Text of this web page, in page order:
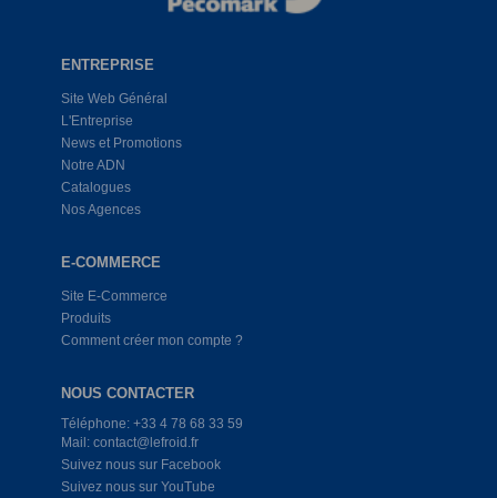
ENTREPRISE
Site Web Général
L'Entreprise
News et Promotions
Notre ADN
Catalogues
Nos Agences
E-COMMERCE
Site E-Commerce
Produits
Comment créer mon compte ?
NOUS CONTACTER
Téléphone: +33 4 78 68 33 59
Mail: contact@lefroid.fr
Suivez nous sur Facebook
Suivez nous sur YouTube